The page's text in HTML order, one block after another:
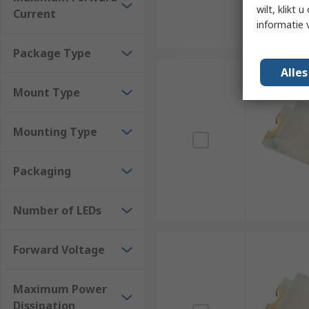
Current
Package Type
Mount Type
Mounting Type
Packaging
Number of LEDs
Forward Voltage
Maximum Power
Dissipation
wilt, klikt u
informatie